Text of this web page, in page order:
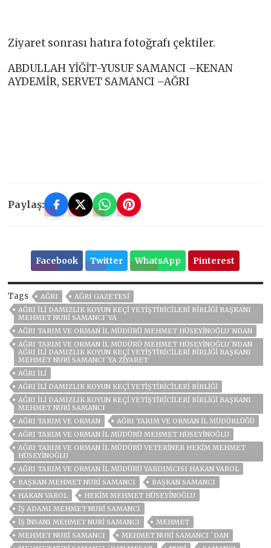
Ziyaret sonrası hatıra fotoğrafı çektiler.
ABDULLAH YİĞİT-YUSUF SAMANCI –KENAN
AYDEMİR, SERVET SAMANCI –AĞRI
Paylaş:
Facebook Twitter WhatsApp Pinterest
Tags AĞRI
AĞRI GAZETESİ
AĞRI İLİ DAMIZLIK KOYUN KEÇİ YETİŞTİRİCİLERİ BİRLİĞİ BAŞKANI
MEHMET NURİ SAMANCI`YA
AĞRI TARIM VE ORMAN İL MÜDÜRÜ MEHMET HÜSEYİNOĞLU`NDAN
AĞRI TARIM VE ORMAN İL MÜDÜRÜ MEHMET HÜSEYİNOĞLU`NDAN
AĞRI İLİ DAMIZLIK KOYUN KEÇİ YETİŞTİRİCİLERİ BİRLİĞİ BAŞKANI
MEHMET NURİ SAMANCI`YA ZİYARET
AĞRI ILI
AĞRI İLI DAMIZLIK KOYUN KEÇI YETIŞTIRICILERI BIRLIĞI
AĞRI İLI DAMIZLIK KOYUN KEÇI YETIŞTIRICILERI BIRLIĞI BAŞKANI
MEHMET NURI SAMANCI
AĞRI TARIM VE ORMAN
AĞRI TARIM VE ORMAN İL MÜDÜRLÜĞÜ
AĞRI TARIM VE ORMAN İL MÜDÜRÜ MEHMET HÜSEYINOĞLU
AĞRI TARIM VE ORMAN İL MÜDÜRÜ VETERINER HEKIM MEHMET
HÜSEYINOĞLU
AĞRI TARIM VE ORMAN İL MÜDÜRÜ YARDIMCISI HAKAN VAROL
BAŞKAN MEHMET NURI SAMANCI
BAŞKAN SAMANCI
HAKAN VAROL
HEKIM MEHMET HÜSEYINOĞLU
IŞ ADAMI MEHMET NURI SAMANCI
IŞ INSANI MEHMET NURI SAMANCI
MEHMET
MEHMET NURİ SAMANCI
MEHMET NURİ SAMANCI `DAN